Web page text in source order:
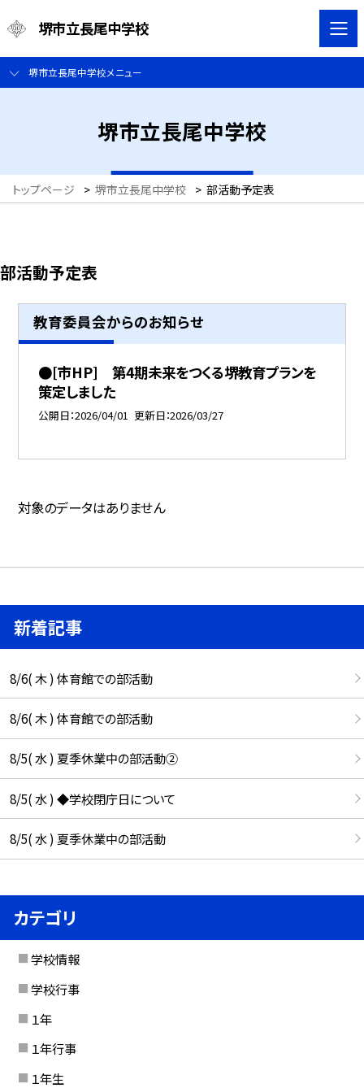
堺市立長尾中学校
堺市立長尾中学校メニュー
堺市立長尾中学校
トップページ > 堺市立長尾中学校 > 部活動予定表
部活動予定表
教育委員会からのお知らせ
●[市HP] 第4期未来をつくる堺教育プランを
策定しました
公開日 2026/04/01 更新日 2026/03/27
対象のデータはありません
新着記事
8/6( 木 ) 体育館での部活動
8/6( 木 ) 体育館での部活動
8/5( 水 ) 夏季休業中の部活動②
8/5( 水 ) ◆学校閉庁日について
8/5( 水 ) 夏季休業中の部活動
カテゴリ
学校情報
学校行事
１年
１年行事
１年生